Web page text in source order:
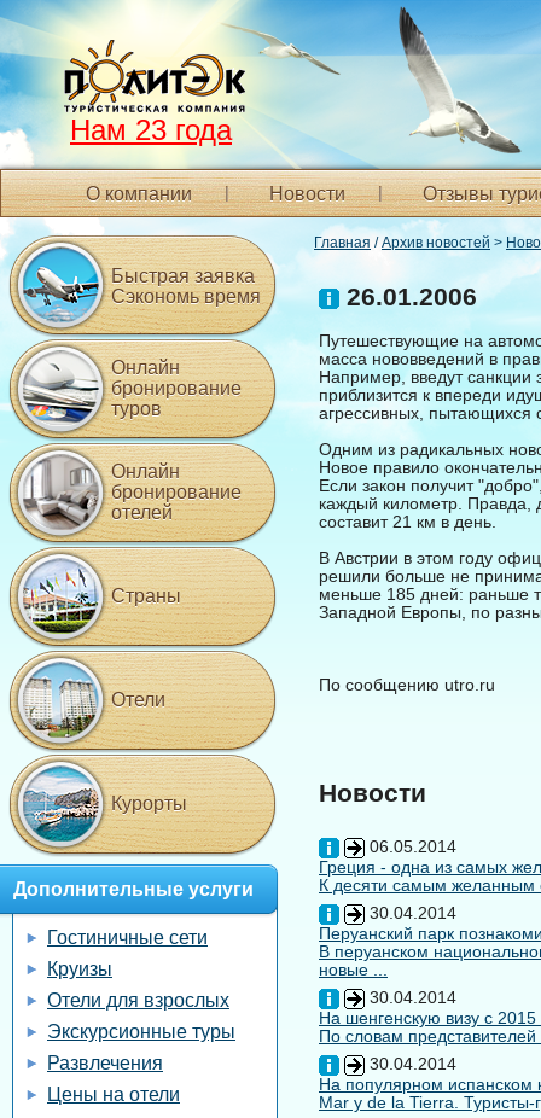
Нам 23 года
О компании Новости Отзывы
Главная /Архив новостей >
26.01.2006
Путешествующие на
масса нововведений в
Например, введут санкции
приблизится к впереди
агрессивных, пытающихся
Одним из радикальных
Новое правило
Если закон получит
каждый километр. Правда,
составит 21 км в день.
В Австрии в этом году
решили больше не
меньше 185 дней: раньше
Западной Европы, по
По сообщению utro.ru
Новости
06.05.2014
Греция - одна из самых
К десяти самым желанным
30.04.2014
Перуанский парк
В перуанском
новые ...
30.04.2014
На шенгенскую визу с 2015
По словам
30.04.2014
На популярном испанском
Mar y de la Tierra. Туристы-
Быстрая заявка
Сэкономь время
Онлайн
бронирование
туров
Онлайн
бронирование
отелей
Страны
Отели
Курорты
Дополнительные услуги
Гостиничные сети
Круизы
Отели для взрослых
Экскурсионные туры
Развлечения
Цены на отели